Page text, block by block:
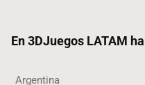
En 3DJuegos LATAM
Argentina